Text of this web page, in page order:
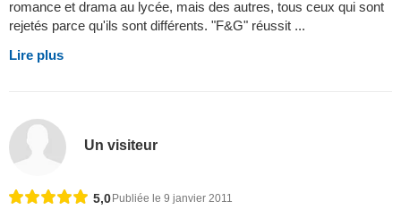
romance et drama au lycée, mais des autres, tous ceux qui sont
rejetés parce qu'ils sont différents. "F&G" réussit ...
Lire plus
Un visiteur
5,0Publiée le 9 janvier 2011